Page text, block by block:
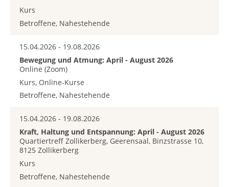
Kurs
Betroffene, Nahestehende
15.04.2026 - 19.08.2026
Bewegung und Atmung: April - August 2026
Online (Zoom)
Kurs, Online-Kurse
Betroffene, Nahestehende
15.04.2026 - 19.08.2026
Kraft, Haltung und Entspannung: April - August 2026
Quartiertreff Zollikerberg, Geerensaal, Binzstrasse 10,
8125 Zollikerberg
Kurs
Betroffene, Nahestehende